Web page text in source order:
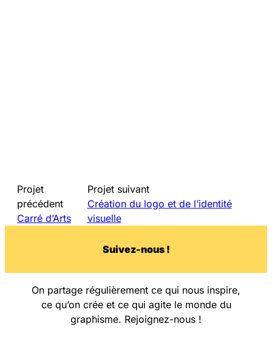
Projet
précédent
Carré d’Arts
Projet suivant
Création du logo et de l’identité
visuelle
Suivez-nous !
On partage régulièrement ce qui nous inspire,
ce qu’on crée et ce qui agite le monde du
graphisme. Rejoignez-nous !